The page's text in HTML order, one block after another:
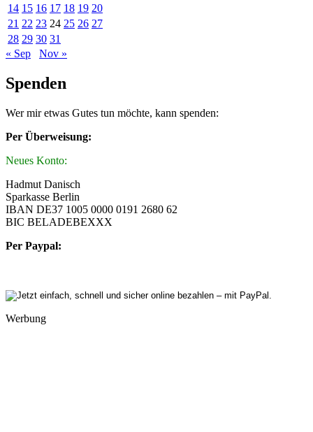
14 15 16 17 18 19 20
21 22 23 24 25 26 27
28 29 30 31
« Sep
Nov »
Spenden
Wer mir etwas Gutes tun möchte, kann spenden:
Per Überweisung:
Neues Konto:
Hadmut Danisch
Sparkasse Berlin
IBAN DE37 1005 0000 0191 2680 62
BIC BELADEBEXXX
Per Paypal:
Werbung